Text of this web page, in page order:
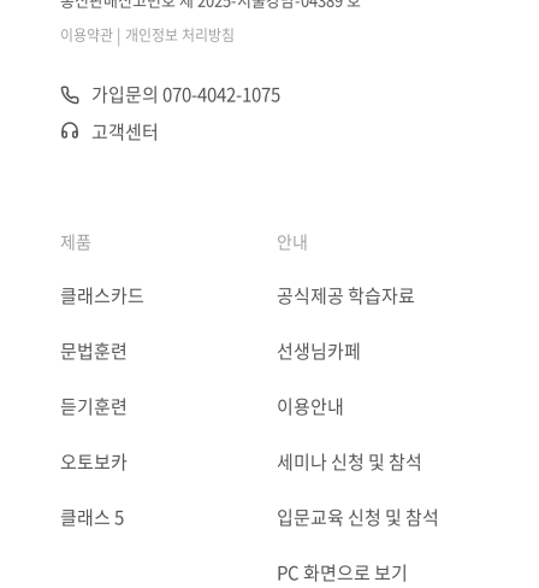
이용약관 | 개인정보 처리방침
가입문의 070-4042-1075
고객센터
제품
클래스카드
문법훈련
듣기훈련
오토보카
클래스 5
안내
공식제공 학습자료
선생님카페
이용안내
세미나 신청 및 참석
입문교육 신청 및 참석
PC 화면으로 보기